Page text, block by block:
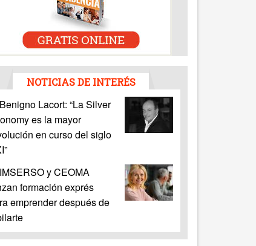
NOTICIAS DE INTERÉS
Benigno Lacort: “La Silver
es la mayor
en curso del siglo
IMSERSO y CEOMA
formación exprés
emprender después de